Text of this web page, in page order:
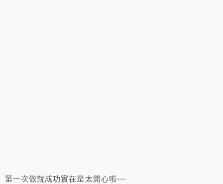
第一次做就成功實在是太開心啦~~